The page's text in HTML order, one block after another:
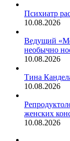
Психиатр
10.08.2026
Ведущий
необычно
10.08.2026
Тина
10.08.2026
женских
10.08.2026